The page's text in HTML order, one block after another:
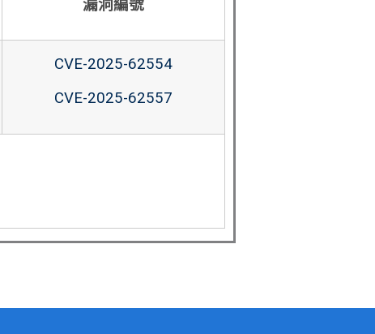
漏洞編號
CVE-2025-62554
CVE-2025-62557